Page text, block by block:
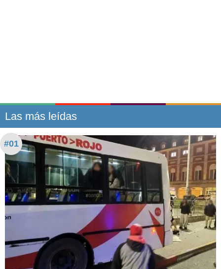
Las más leídas
#01